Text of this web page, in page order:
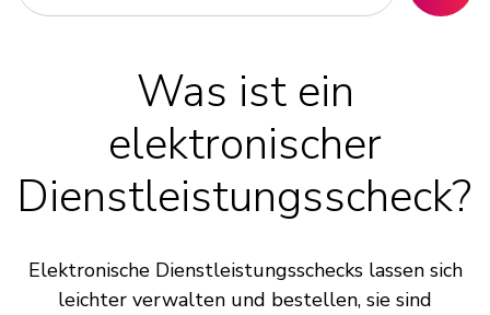
Was ist ein
elektronischer
Dienstleistungsscheck?
Elektronische Dienstleistungsschecks lassen sich
leichter verwalten und bestellen, sie sind